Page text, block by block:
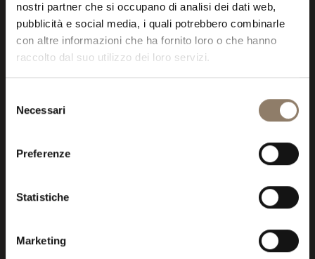
nostri partner che si occupano di analisi dei dati web,
pubblicità e social media, i quali potrebbero combinarle
con altre informazioni che ha fornito loro o che hanno
raccolto dal suo utilizzo dei loro servizi.
delNecessari
Preferenze
Statistiche
Marketing